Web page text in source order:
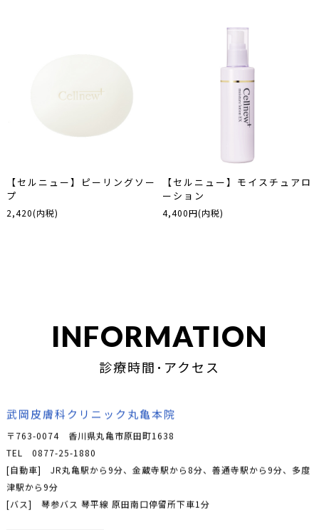
【セルニュー】ピーリングソー
プ
2,420(内税)
【セルニュー】モイスチュアロ
ーション
4,400円(内税)
INFORMATION
診療時間･アクセス
武岡皮膚科クリニック丸亀本院
〒763-0074 香川県丸亀市原田町1638
TEL 0877-25-1880
[自動車] JR丸亀駅から9分、金蔵寺駅から8分、善通寺駅から9分、多度
津駅から9分
[バス] 琴参バス 琴平線 原田南口停留所下車1分